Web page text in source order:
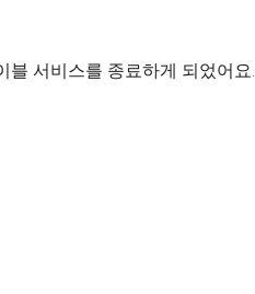
블 서비스를 종료하게 되었어요.